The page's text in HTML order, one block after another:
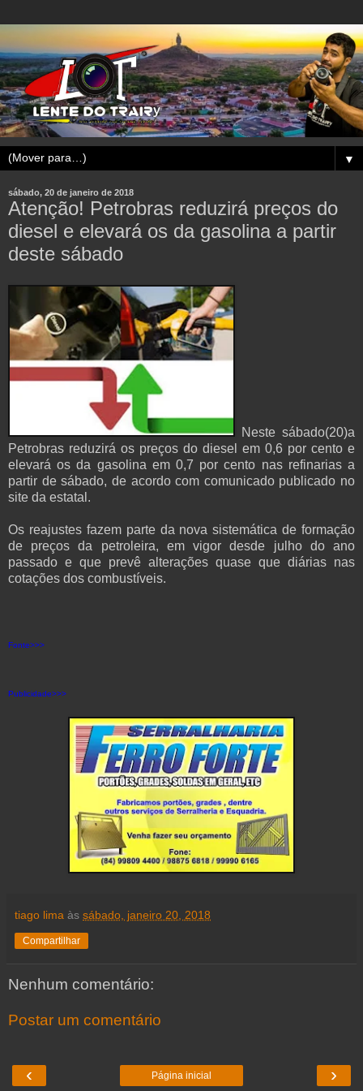
▼
sábado, 20 de janeiro de 2018
Atenção! Petrobras reduzirá preços do
diesel e elevará os da gasolina a partir
deste sábado
Neste sábado(20)a
Petrobras reduzirá os preços do diesel em 0,6 por cento e
elevará os da gasolina em 0,7 por cento nas refinarias a
partir de sábado, de acordo com comunicado publicado no
site da estatal.
Os reajustes fazem parte da nova sistemática de formação
de preços da petroleira, em vigor desde julho do ano
passado e que prevê alterações quase que diárias nas
cotações dos combustíveis.
Fonte>>>
Publicidade>>>
tiago lima às sábado, janeiro 20, 2018
Compartilhar
Nenhum comentário:
Postar um comentário
‹ ›
Página inicial